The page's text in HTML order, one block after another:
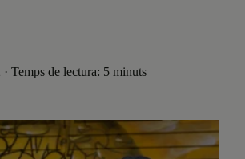
Temps de lectura: 5 minuts